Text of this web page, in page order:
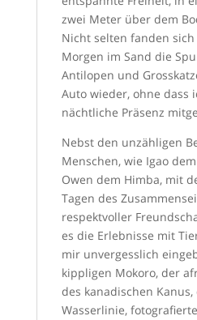
zwei Meter über dem
Nicht selten fanden
Morgen im Sand die
Antilopen und
Auto wieder, ohne dass
nächtliche Präsenz
Nebst den unzähligen
Menschen, wie Igao
Owen dem Himba, mit
Tagen des
respektvoller
es die Erlebnisse mit
mir unvergesslich
kippligen Mokoro, der
des kanadischen
Wasserlinie,